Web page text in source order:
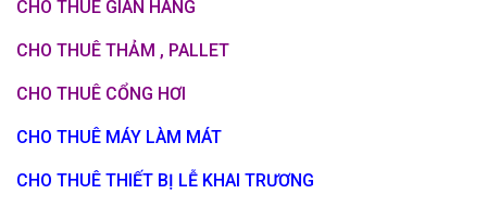
CHO THUÊ GIAN HÀNG
CHO THUÊ THẢM , PALLET
CHO THUÊ CỔNG HƠI
CHO THUÊ MÁY LÀM MÁT
CHO THUÊ THIẾT BỊ LỄ KHAI TRƯƠNG